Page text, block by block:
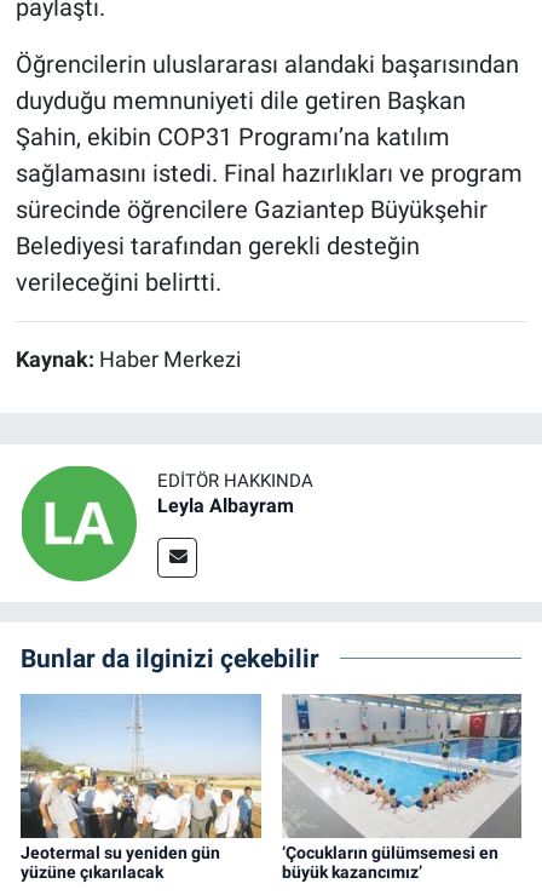
paylaştı.
Öğrencilerin uluslararası alandaki başarısından
duyduğu memnuniyeti dile getiren Başkan
Şahin, ekibin COP31 Programı’na katılım
sağlamasını istedi. Final hazırlıkları ve program
sürecinde öğrencilere Gaziantep Büyükşehir
Belediyesi tarafından gerekli desteğin
verileceğini belirtti.
Kaynak: Haber Merkezi
EDITÖR HAKKINDA
Leyla Albayram
Bunlar da ilginizi çekebilir
Jeotermal su yeniden gün
yüzüne çıkarılacak
‘Çocukların gülümsemesi en
büyük kazancımız’